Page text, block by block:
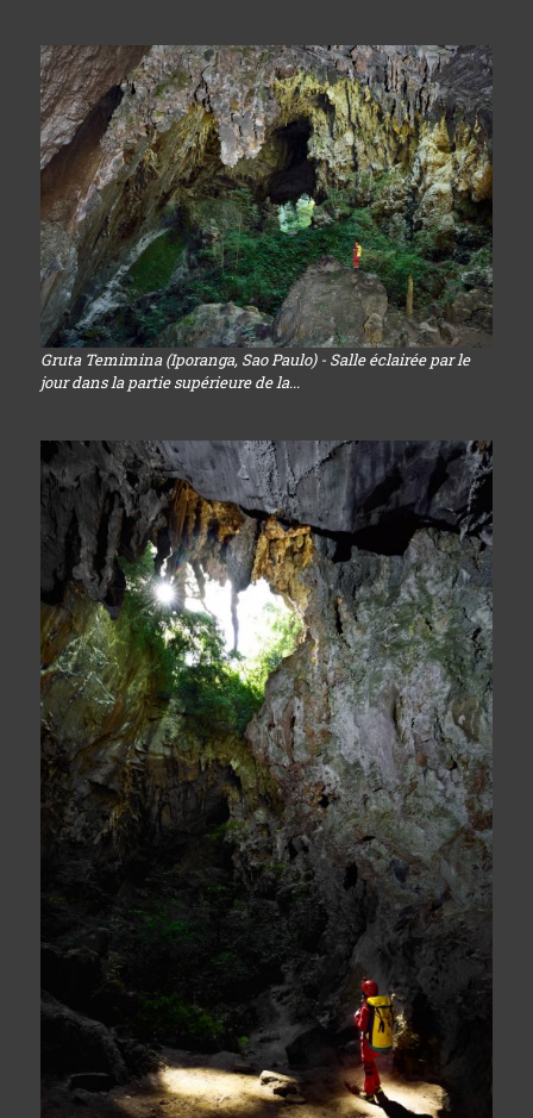
Gruta Temimina (Iporanga, Sao Paulo) - Salle éclairée par le
jour dans la partie supérieure de la...